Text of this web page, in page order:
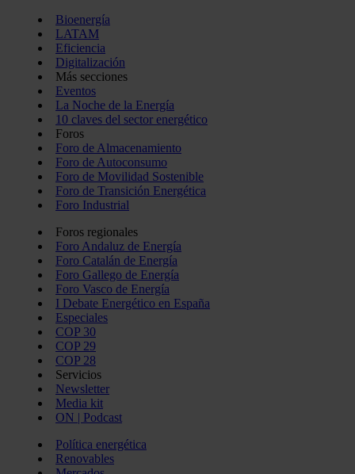
Bioenergía
LATAM
Eficiencia
Digitalización
Más secciones
Eventos
La Noche de la Energía
10 claves del sector energético
Foros
Foro de Almacenamiento
Foro de Autoconsumo
Foro de Movilidad Sostenible
Foro de Transición Energética
Foro Industrial
Foros regionales
Foro Andaluz de Energía
Foro Catalán de Energía
Foro Gallego de Energía
Foro Vasco de Energía
I Debate Energético en España
Especiales
COP 30
COP 29
COP 28
Servicios
Newsletter
Media kit
ON | Podcast
Política energética
Renovables